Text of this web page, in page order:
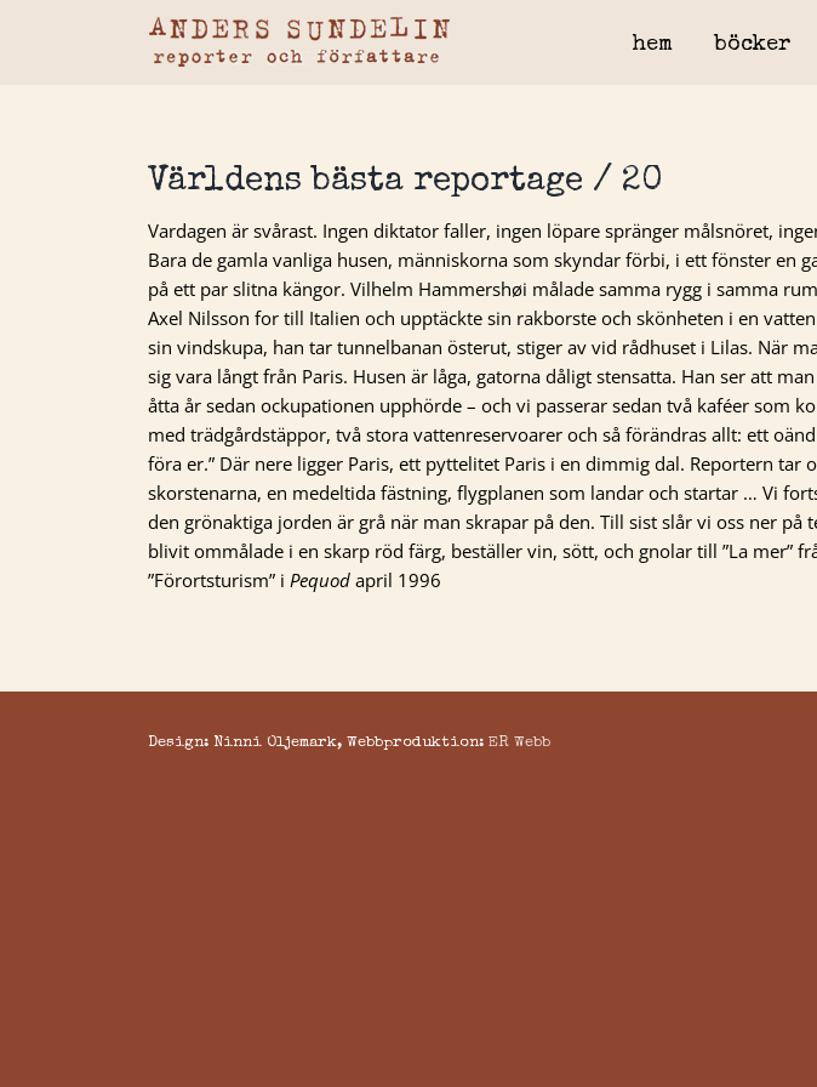
hem böcker
Världens bästa reportage / 20
Vardagen är svårast. Ingen diktator faller, ingen löpare spränger målsnöret,
Bara de gamla vanliga husen, människorna som skyndar förbi, i ett fönster en
på ett par slitna kängor. Vilhelm Hammershøi målade samma rygg i samma
Axel Nilsson for till Italien och upptäckte sin rakborste och skönheten i en
sin vindskupa, han tar tunnelbanan österut, stiger av vid rådhuset i Lilas. När
sig vara långt från Paris. Husen är låga, gatorna dåligt stensatta. Han ser att
åtta år sedan ockupationen upphörde – och vi passerar sedan två kaféer som
med trädgårdstäppor, två stora vattenreservoarer och så förändras allt: ett
föra er.” Där nere ligger Paris, ett pyttelitet Paris i en dimmig dal. Reportern tar
skorstenarna, en medeltida fästning, flygplanen som landar och startar … Vi
den grönaktiga jorden är grå när man skrapar på den. Till sist slår vi oss ner på
blivit ommålade i en skarp röd färg, beställer vin, sött, och gnolar till ”La mer”
”Förortsturism” i Pequod april 1996
Design: Ninni Oljemark, Webbproduktion: ER Webb